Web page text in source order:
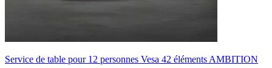
Service de table pour 12 personnes Vesa 42 éléments AMBITION